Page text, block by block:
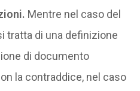
Mentre nel caso del
tratta di una definizione
di documento
la contraddice, nel caso